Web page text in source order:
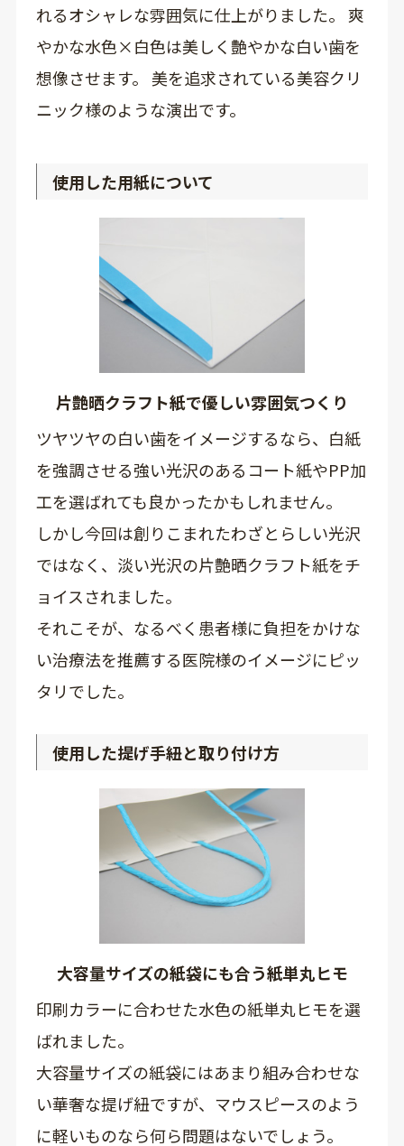
れるオシャレな雰囲気に仕上がりました。 爽
やかな水色×白色は美しく艶やかな白い歯を
想像させます。 美を追求されている美容クリ
ニック様のような演出です。
使用した用紙について
片艶晒クラフト紙で優しい雰囲気つくり
ツヤツヤの白い歯をイメージするなら、白紙
を強調させる強い光沢のあるコート紙やPP加
工を選ばれても良かったかもしれません。
しかし今回は創りこまれたわざとらしい光沢
ではなく、淡い光沢の片艶晒クラフト紙をチ
ョイスされました。
それこそが、なるべく患者様に負担をかけな
い治療法を推薦する医院様のイメージにピッ
タリでした。
使用した提げ手紐と取り付け方
大容量サイズの紙袋にも合う紙単丸ヒモ
印刷カラーに合わせた水色の紙単丸ヒモを選
ばれました。
大容量サイズの紙袋にはあまり組み合わせな
い華奢な提げ紐ですが、マウスピースのよう
に軽いものなら何ら問題はないでしょう。